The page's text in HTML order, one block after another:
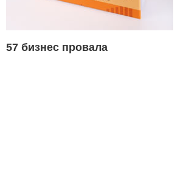
57 бизнес провала